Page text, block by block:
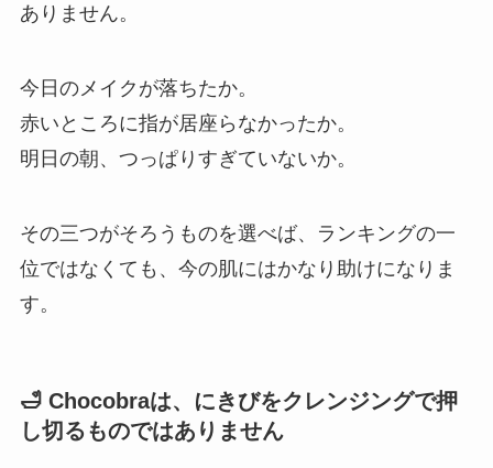
ありません。
今日のメイクが落ちたか。
赤いところに指が居座らなかったか。
明日の朝、つっぱりすぎていないか。
その三つがそろうものを選べば、ランキングの一
位ではなくても、今の肌にはかなり助けになりま
す。
🛁 Chocobraは、にきびをクレンジングで押
し切るものではありません